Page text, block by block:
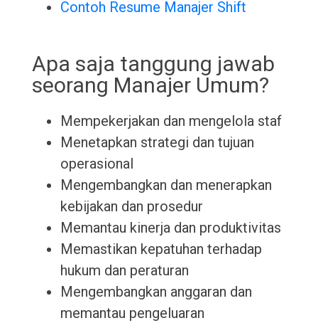
Contoh Resume Manajer Shift
Apa saja tanggung jawab
seorang Manajer Umum?
Mempekerjakan dan mengelola staf
Menetapkan strategi dan tujuan
operasional
Mengembangkan dan menerapkan
kebijakan dan prosedur
Memantau kinerja dan produktivitas
Memastikan kepatuhan terhadap
hukum dan peraturan
Mengembangkan anggaran dan
memantau pengeluaran